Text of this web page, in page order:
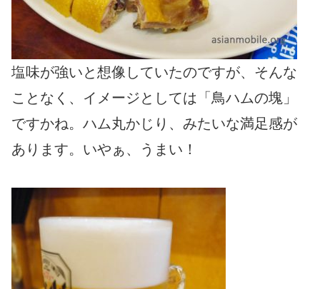
塩味が強いと想像していたのですが、そんな
ことなく、イメージとしては「鳥ハムの塊」
ですかね。ハム丸かじり、みたいな満足感が
あります。いやぁ、うまい！